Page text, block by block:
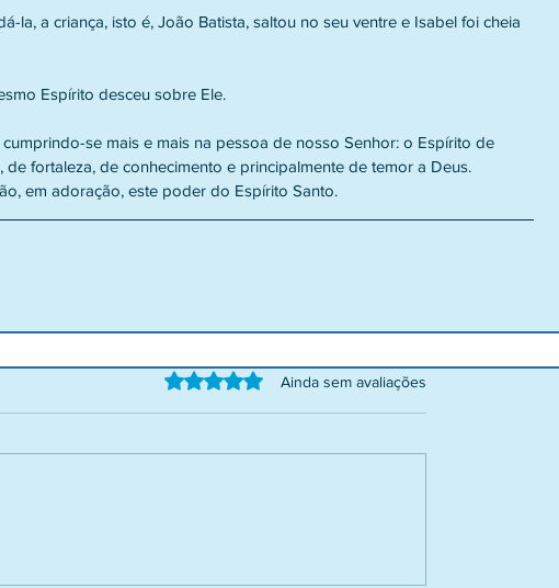
la, a criança, isto é, João Batista, saltou no seu ventre e Isabel foi cheia
Espírito desceu sobre Ele.
se mais e mais na pessoa de nosso Senhor: o Espírito de
fortaleza, de conhecimento e principalmente de temor a Deus.
em adoração, este poder do Espírito Santo.
Avaliado com 0 de 5 estrelas.
Ainda sem avaliações